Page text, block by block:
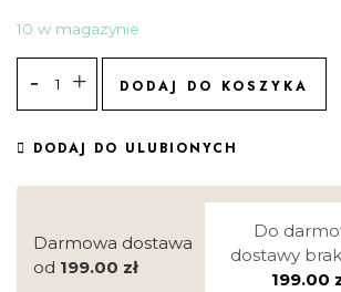
10 w magazynie
DODAJ DO KOSZYKA
DODAJ DO ULUBIONYCH
Darmowa dostawa
od 199.00 zł
Do
dostawy
199.00